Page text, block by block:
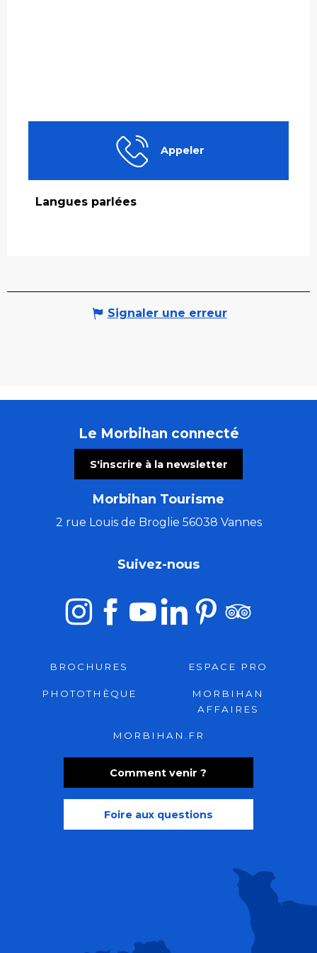
Appeler
Langues parlées
Langues parlées
Signaler une erreur
Le Morbihan connecté
S'inscrire à la newsletter
Morbihan Tourisme
2 rue Louis de Broglie 56038 Vannes
Comment venir ?
Foire aux questions
Suivez-nous
BROCHURES ESPACE PRO
PHOTOTHÈQUE
MORBIHAN
AFFAIRES
MORBIHAN.FR